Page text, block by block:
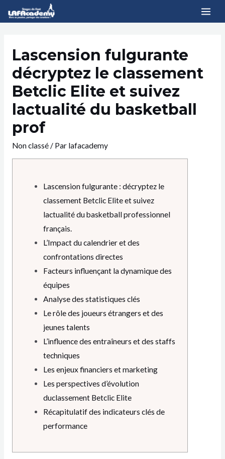
Lascension fulgurante
décryptez le classement
Betclic Elite et suivez
lactualité du basketball
prof
Non classé/ Par lafacademy
Lascension fulgurante : décryptez le
classement Betclic Elite et suivez
lactualité du basketball professionnel
français.
L’Impact du calendrier et des
confrontations directes
Facteurs influençant la dynamique des
équipes
Analyse des statistiques clés
Le rôle des joueurs étrangers et des
jeunes talents
L’influence des entraîneurs et des staffs
techniques
Les enjeux financiers et marketing
Les perspectives d’évolution
duclassement Betclic Elite
Récapitulatif des indicateurs clés de
performance